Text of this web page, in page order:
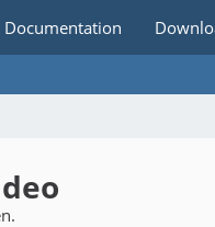
Documentation